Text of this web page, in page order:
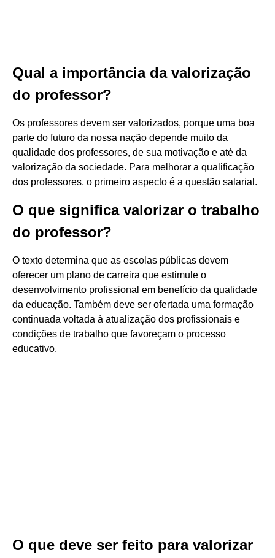
Qual a importância da valorização
do professor?
Os professores devem ser valorizados, porque uma boa
parte do futuro da nossa nação depende muito da
qualidade dos professores, de sua motivação e até da
valorização da sociedade. Para melhorar a qualificação
dos professores, o primeiro aspecto é a questão salarial.
O que significa valorizar o trabalho
do professor?
O texto determina que as escolas públicas devem
oferecer um plano de carreira que estimule o
desenvolvimento profissional em benefício da qualidade
da educação. Também deve ser ofertada uma formação
continuada voltada à atualização dos profissionais e
condições de trabalho que favoreçam o processo
educativo.
O que deve ser feito para valorizar